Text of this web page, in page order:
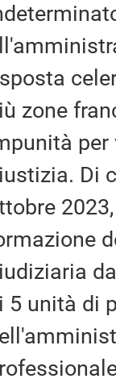
zone
per
Di
5 unità di